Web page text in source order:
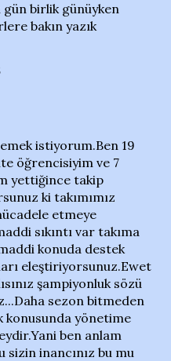
gün birlik günüyken
bakın yazık
istiyorum.Ben 19
öğrencisiyim ve 7
yettiğince takip
ki takımımız
etmeye
sıkıntı var takıma
konuda destek
eleştiriyorsunuz.Ewet
şampiyonluk sözü
sezon bitmeden
konusunda yönetime
ben anlam
inancınız bu mu